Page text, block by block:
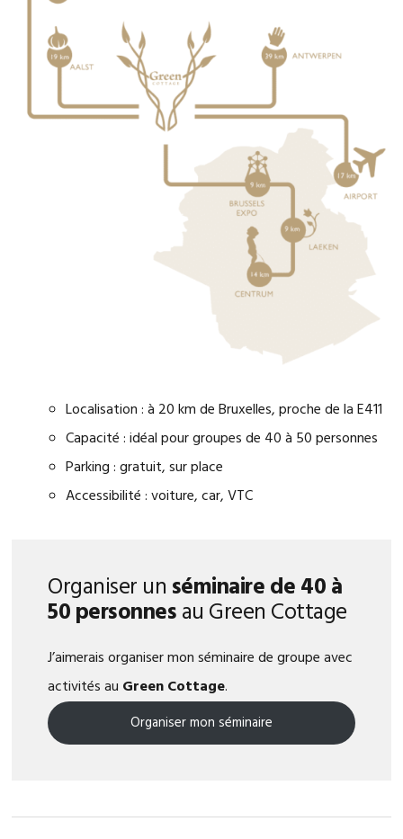
Localisation : à 20 km de Bruxelles, proche de la E411
Capacité : idéal pour groupes de 40 à 50 personnes
Parking : gratuit, sur place
Accessibilité : voiture, car, VTC
Organiser un séminaire de 40 à
50 personnesau Green Cottage
J’aimerais organiser mon séminaire de groupe avec
activités au Green Cottage.
Organiser mon séminaire